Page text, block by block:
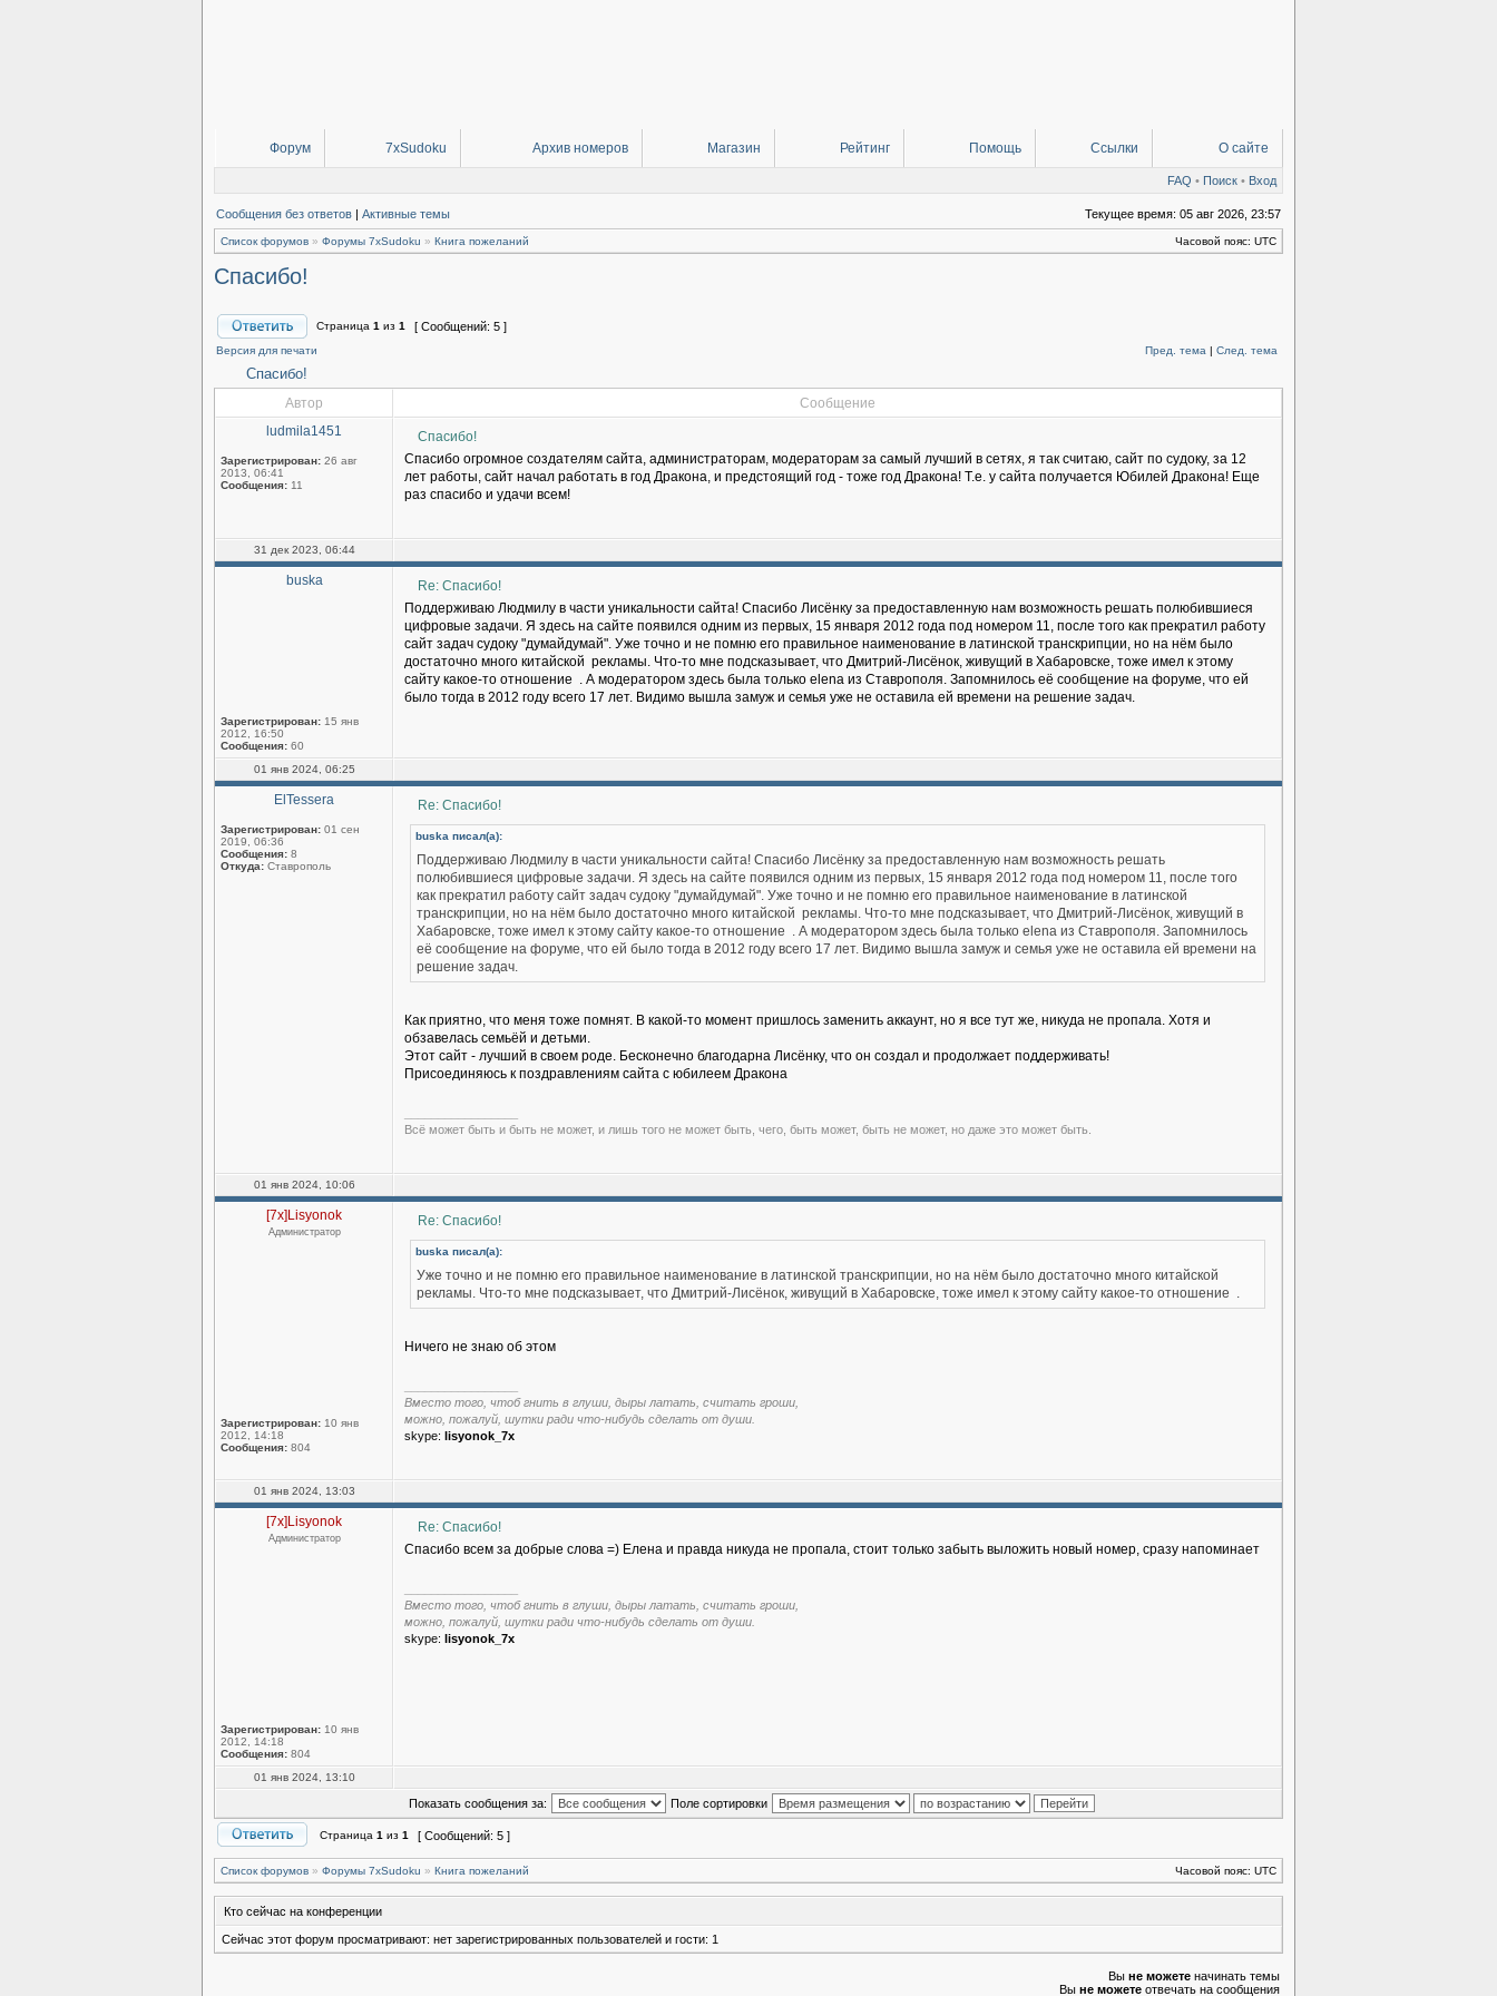
Форум 7xSudoku Архив номеров Магазин Рейтинг Помощь Ссылки О сайте
FAQ • Поиск • Вход
Сообщения без ответов | Активные темы Текущее время: 05 авг 2026, 23:57
Список форумов » Форумы 7xSudoku » Книга пожеланий Часовой пояс: UTC
Спасибо!
Страница 1 из 1 [ Сообщений: 5 ]
Версия для печати Пред. тема | След. тема
Спасибо!
Автор
Сообщение
ludmila1451
Зарегистрирован: 26 авг
2013, 06:41
Сообщения: 11
Спасибо!
Спасибо огромное создателям сайта, администраторам, модераторам за самый лучший в сетях, я так считаю, сайт по судоку, за 12
лет работы, сайт начал работать в год Дракона, и предстоящий год - тоже год Дракона! Т.е. у сайта получается Юбилей Дракона! Еще
раз спасибо и удачи всем!
31 дек 2023, 06:44
buska
Зарегистрирован: 15 янв
2012, 16:50
Сообщения: 60
Re: Спасибо!
Поддерживаю Людмилу в части уникальности сайта! Спасибо Лисёнку за предоставленную нам возможность решать полюбившиеся
цифровые задачи. Я здесь на сайте появился одним из первых, 15 января 2012 года под номером 11, после того как прекратил работу
сайт задач судоку "думайдумай". Уже точно и не помню его правильное наименование в латинской транскрипции, но на нём было
достаточно много китайской рекламы. Что-то мне подсказывает, что Дмитрий-Лисёнок, живущий в Хабаровске, тоже имел к этому
сайту какое-то отношение . А модератором здесь была только elena из Ставрополя. Запомнилось её сообщение на форуме, что ей
было тогда в 2012 году всего 17 лет. Видимо вышла замуж и семья уже не оставила ей времени на решение задач.
01 янв 2024, 06:25
ElTessera
Зарегистрирован: 01 сен
2019, 06:36
Сообщения: 8
Откуда: Ставрополь
Re: Спасибо!
buska писал(а):
Поддерживаю Людмилу в части уникальности сайта! Спасибо Лисёнку за предоставленную нам возможность решать
полюбившиеся цифровые задачи. Я здесь на сайте появился одним из первых, 15 января 2012 года под номером 11, после того
как прекратил работу сайт задач судоку "думайдумай". Уже точно и не помню его правильное наименование в латинской
транскрипции, но на нём было достаточно много китайской рекламы. Что-то мне подсказывает, что Дмитрий-Лисёнок, живущий в
Хабаровске, тоже имел к этому сайту какое-то отношение . А модератором здесь была только elena из Ставрополя. Запомнилось
её сообщение на форуме, что ей было тогда в 2012 году всего 17 лет. Видимо вышла замуж и семья уже не оставила ей времени на
решение задач.
Как приятно, что меня тоже помнят. В какой-то момент пришлось заменить аккаунт, но я все тут же, никуда не пропала. Хотя и
обзавелась семьёй и детьми.
Этот сайт - лучший в своем роде. Бесконечно благодарна Лисёнку, что он создал и продолжает поддерживать!
Присоединяюсь к поздравлениям сайта с юбилеем Дракона
Всё может быть и быть не может, и лишь того не может быть, чего, быть может, быть не может, но даже это может быть.
01 янв 2024, 10:06
[7x]Lisyonok
Администратор
Зарегистрирован: 10 янв
2012, 14:18
Сообщения: 804
Re: Спасибо!
buska писал(а):
Уже точно и не помню его правильное наименование в латинской транскрипции, но на нём было достаточно много китайской
рекламы. Что-то мне подсказывает, что Дмитрий-Лисёнок, живущий в Хабаровске, тоже имел к этому сайту какое-то отношение .
Ничего не знаю об этом
Вместо того, чтоб гнить в глуши, дыры латать, считать гроши,
можно, пожалуй, шутки ради что-нибудь сделать от души.
skype: lisyonok_7x
01 янв 2024, 13:03
[7x]Lisyonok
Администратор
Зарегистрирован: 10 янв
2012, 14:18
Сообщения: 804
Re: Спасибо!
Спасибо всем за добрые слова =) Елена и правда никуда не пропала, стоит только забыть выложить новый номер, сразу напоминает
Вместо того, чтоб гнить в глуши, дыры латать, считать гроши,
можно, пожалуй, шутки ради что-нибудь сделать от души.
skype: lisyonok_7x
01 янв 2024, 13:10
Показать сообщения за: Поле сортировки
Страница 1 из 1 [ Сообщений: 5 ]
Список форумов » Форумы 7xSudoku » Книга пожеланий Часовой пояс: UTC
Кто сейчас на конференции
Сейчас этот форум просматривают: нет зарегистрированных пользователей и гости: 1
Вы не можете начинать темы
Вы не можете отвечать на сообщения